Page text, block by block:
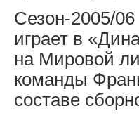
Сезон-2005/
играет в
на Мировой
команды
составе